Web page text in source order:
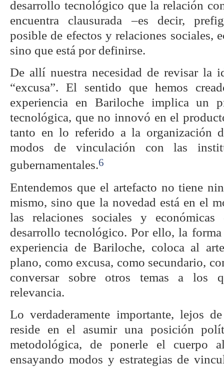
desarrollo tecnológico que la relación
encuentra clausurada –es decir,
posible de efectos y relaciones sociales,
sino que está por definirse.
De allí nuestra necesidad de revisar la
“excusa”. El sentido que hemos
experiencia en Bariloche implica un
tecnológica, que no innovó en el
tanto en lo referido a la organización
modos de vinculación con las
gubernamentales.6
Entendemos que el artefacto no tiene
mismo, sino que la novedad está en el
las relaciones sociales y económicas
desarrollo tecnológico. Por ello, la forma
experiencia de Bariloche, coloca al
plano, como excusa, como secundario,
conversar sobre otros temas a los
relevancia.
Lo verdaderamente importante, lejos
reside en el asumir una posición
metodológica, de ponerle el cuerpo
ensayando modos y estrategias de